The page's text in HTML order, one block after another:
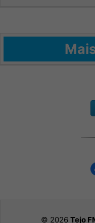
© 2026 Tejo